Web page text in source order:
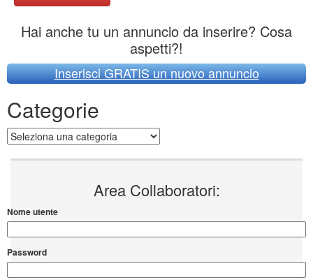
Hai anche tu un annuncio da inserire? Cosa
aspetti?!
Inserisci GRATIS un nuovo annuncio
Categorie
Categorie
Area Collaboratori:
Nome utente
Password